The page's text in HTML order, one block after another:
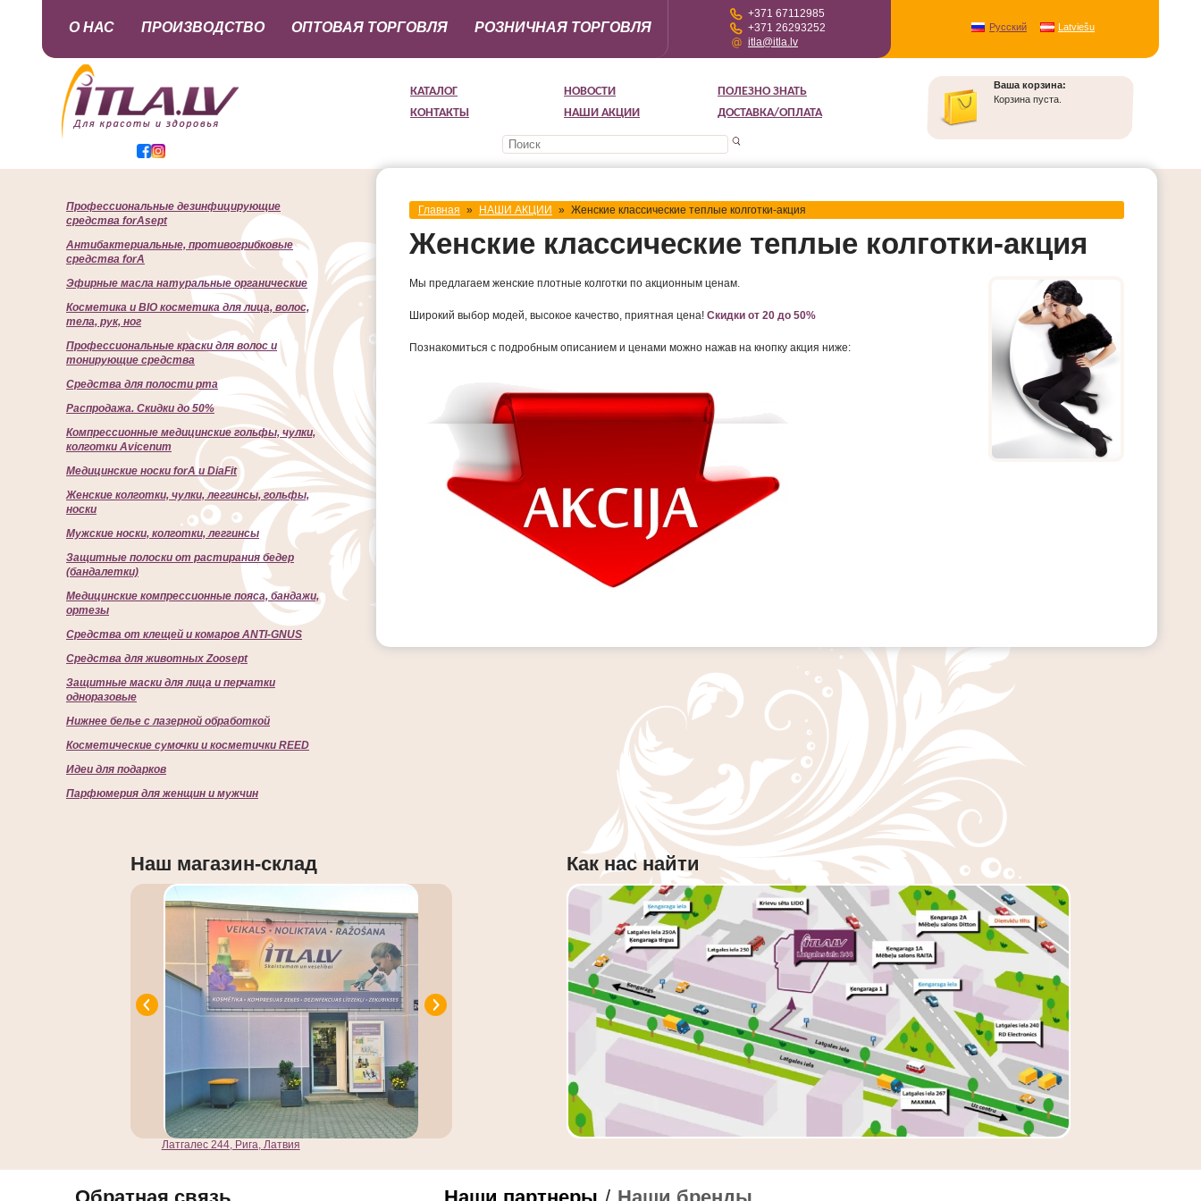
КАТАЛОГ НОВОСТИ
ПОЛЕЗНО ЗНАТЬ
КОНТАКТЫ
НАШИ АКЦИИ ДОСТАВКА/ОПЛАТА
Ваша корзина:
Корзина пуста.
О НАС ПРОИЗВОДСТВО ОПТОВАЯ ТОРГОВЛЯ РОЗНИЧНАЯ ТОРГОВЛЯ
+371 67112985
+371 26293252
itla@itla.lv
Русский Latviešu
Главная » НАШИ АКЦИИ » Женские классические теплые колготки-акция
Женские классические теплые колготки-акция
Мы предлагаем женские плотные колготки по акционным ценам.
Широкий выбор модей, высокое качество, приятная цена! Скидки от 20 до 50%
Познакомиться с подробным описанием и ценами можно нажав на кнопку акция ниже:
Профессиональные дезинфицирующие
средства forAsept
Антибактериальные, противогрибковые
средства forA
Эфирные масла натуральные органические
Косметика и BIO косметика для лица, волос,
тела, рук, ног
Профессиональные краски для волос и
тонирующие средства
Cредства для полости рта
Распродажа. Скидки до 50%
Компрессионные медицинские гольфы, чулки,
колготки Avicenum
Медицинские носки forA и DiaFit
Женские колготки, чулки, леггинсы, гольфы,
носки
Мужские носки, колготки, леггинсы
Защитные полоски от растирания бедер
(бандалетки)
Медицинские компрессионные пояса, бандажи,
ортезы
Средства от клещей и комаров ANTI-GNUS
Средства для животных Zoosept
Защитные маски для лица и перчатки
одноразовые
Нижнее белье с лазерной обработкой
Косметические сумочки и косметички REED
Идеи для подарков
Парфюмерия для женщин и мужчин
Наш магазин-склад
Латгалес 244, Рига, Латвия
Как нас найти